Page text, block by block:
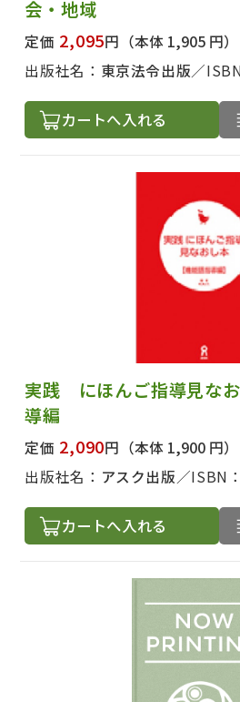
会・地域
定価 2,095円 （本体 1,905 円）
出版社名： 東京法令出版
カートへ入れる
実践 にほんご指導見な
導編
定価 2,090円 （本体 1,900 円）
出版社名： アスク出版 ISBN
カートへ入れる